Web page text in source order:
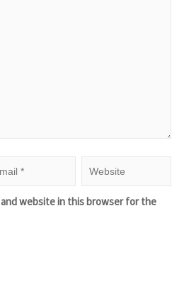
and website in this browser for the